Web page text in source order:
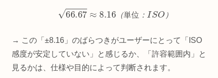
（単 位 ： ）
66.67≈
→ この「±8.16」のばらつきがユーザーにとって「ISO
感度が安定していない」と感じるか、「許容範囲内」と
見るかは、仕様や目的によって判断されます。